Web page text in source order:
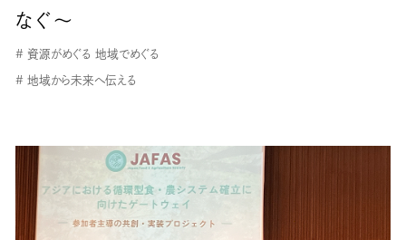
なぐ〜
# 資源がめぐる 地域でめぐる
# 地域から未来へ伝える